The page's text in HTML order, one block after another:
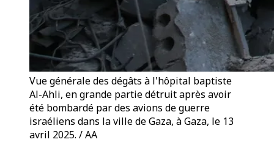
Vue générale des dégâts à l'hôpital baptiste
Al-Ahli, en grande partie détruit après avoir
été bombardé par des avions de guerre
israéliens dans la ville de Gaza, à Gaza, le 13
avril 2025. / AA